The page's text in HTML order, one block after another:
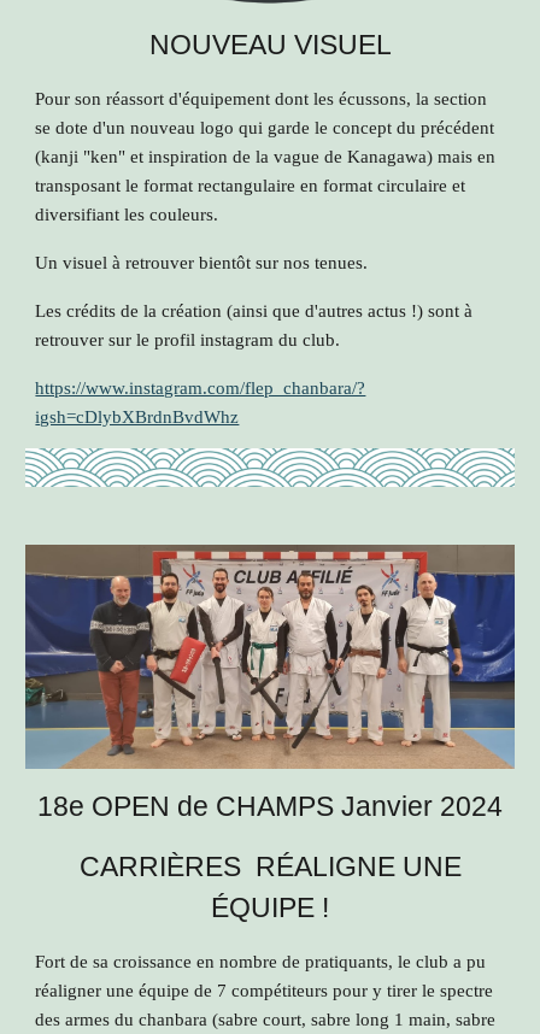
NOUVEAU VISUEL
Pour son réassort d'équipement dont les écussons, la section
se dote d'un nouveau logo qui garde le concept du précédent
(kanji "ken" et inspiration de la vague de Kanagawa) mais en
transposant le format rectangulaire en format circulaire et
diversifiant les couleurs.
Un visuel à retrouver bientôt sur nos tenues.
Les crédits de la création (ainsi que d'autres actus !) sont à
retrouver sur le profil instagram du club.
https://www.instagram.com/flep_chanbara/?
igsh=cDlybXBrdnBvdWhz
18e OPEN de CHAMPS Janvier 2024
CARRIÈRES RÉALIGNE UNE
ÉQUIPE !
Fort de sa croissance en nombre de pratiquants, le club a pu
réaligner une équipe de 7 compétiteurs pour y tirer le spectre
des armes du chanbara (sabre court, sabre long 1 main, sabre